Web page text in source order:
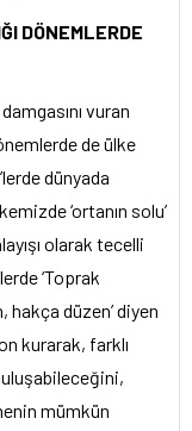
DÖNEMLERDE
vuran
de ülke
dünyada
‘ortanın solu’
olarak tecelli
‘Toprak
hakça düzen’ diyen
kurarak, farklı
mümkün